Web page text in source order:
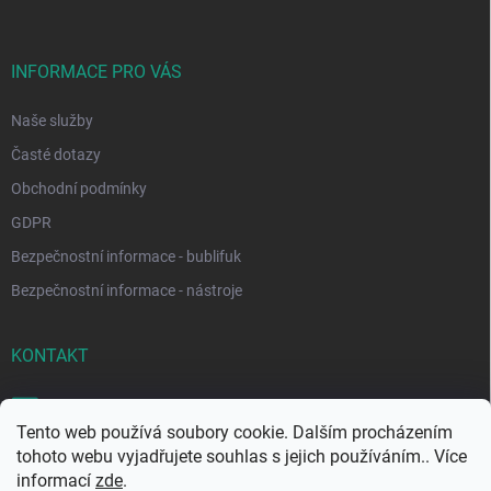
Tento web používá soubory cookie. Dalším procházením
tohoto webu vyjadřujete souhlas s jejich používáním.. Více
informací zde.
INFORMACE PRO VÁS
Naše služby
Časté dotazy
Obchodní podmínky
GDPR
Bezpečnostní informace - bublifuk
Bezpečnostní informace - nástroje
KONTAKT
+420 702 263 525